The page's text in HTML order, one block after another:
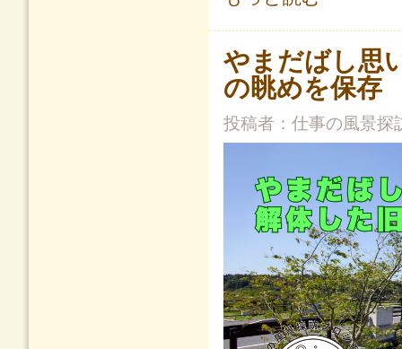
やまだばし思
の眺めを保存
投稿者： 仕事の風景探